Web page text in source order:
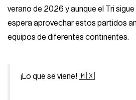
verano de 2026 y aunque el Tri
espera aprovechar estos partidos
equipos de diferentes continentes.
¡Lo que se viene! 🇲🇽